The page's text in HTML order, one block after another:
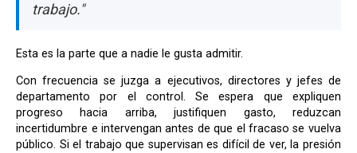
trabajo."
Esta es la parte que a nadie le gusta admitir.
Con frecuencia se juzga a ejecutivos, directores y jefes de
departamento por el control. Se espera que expliquen
progreso hacia arriba, justifiquen gasto, reduzcan
incertidumbre e intervengan antes de que el fracaso se vuelva
público. Si el trabajo que supervisan es difícil de ver, la presión